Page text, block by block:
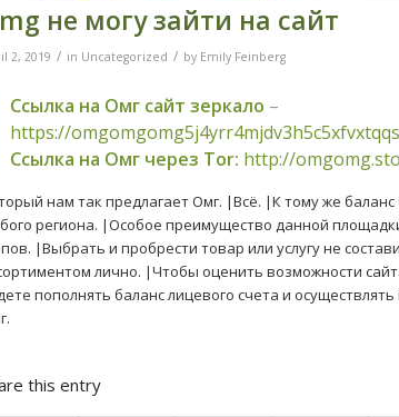
не могу зайти на сайт
2, 2019 / in Uncategorized / by Emily Feinberg
Ссылка на Омг сайт зеркало –
https://
Ссылка на Омг через Tor: http://
нам так предлагает Омг. |Всё. |К тому же баланс
региона. |Особое преимущество данной
|Выбрать и пробрести товар или услугу не
лично. |Чтобы оценить возможности
пополнять баланс лицевого счета и
this entry